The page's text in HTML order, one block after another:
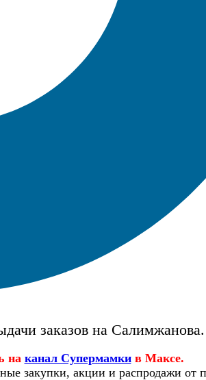
заказов на Салимжанова.
на канал Супермамки в Максе.
закупки, акции и распродажи от